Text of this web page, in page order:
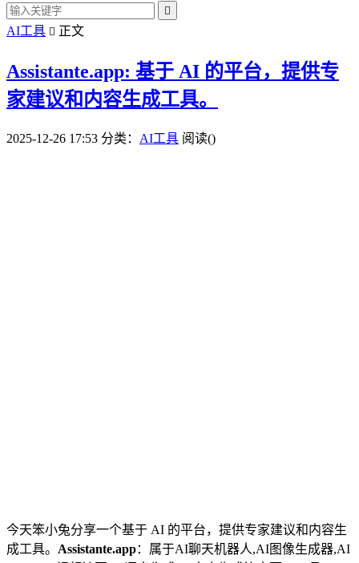

AI工具  正文
Assistante.app: 基于 AI 的平台，提供专
家建议和内容生成工具。
2025-12-26 17:53 分类： AI工具 阅读()
今天笨小兔分享一个基于 AI 的平台，提供专家建议和内容生
成工具。 Assistante.app：属于AI聊天机器人,AI图像生成器,AI